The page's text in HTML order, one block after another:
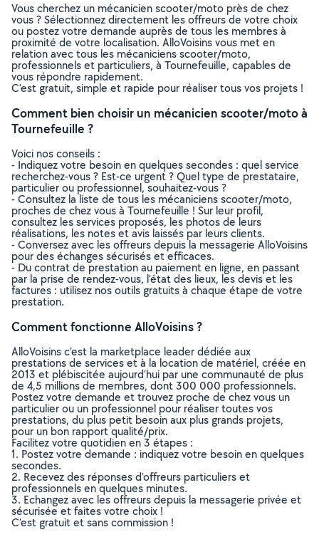
Vous cherchez un mécanicien scooter/moto près de chez
vous ? Sélectionnez directement les offreurs de votre choix
ou postez votre demande auprès de tous les membres à
proximité de votre localisation. AlloVoisins vous met en
relation avec tous les mécaniciens scooter/moto,
professionnels et particuliers, à Tournefeuille, capables de
vous répondre rapidement.
C’est gratuit, simple et rapide pour réaliser tous vos projets !
Comment bien choisir un mécanicien scooter/moto à
Tournefeuille ?
Voici nos conseils :
- Indiquez votre besoin en quelques secondes : quel service
recherchez-vous ? Est-ce urgent ? Quel type de prestataire,
particulier ou professionnel, souhaitez-vous ?
- Consultez la liste de tous les mécaniciens scooter/moto,
proches de chez vous à Tournefeuille ! Sur leur profil,
consultez les services proposés, les photos de leurs
réalisations, les notes et avis laissés par leurs clients.
- Conversez avec les offreurs depuis la messagerie AlloVoisins
pour des échanges sécurisés et efficaces.
- Du contrat de prestation au paiement en ligne, en passant
par la prise de rendez-vous, l’état des lieux, les devis et les
factures : utilisez nos outils gratuits à chaque étape de votre
prestation.
Comment fonctionne AlloVoisins ?
AlloVoisins c’est la marketplace leader dédiée aux
prestations de services et à la location de matériel, créée en
2013 et plébiscitée aujourd’hui par une communauté de plus
de 4,5 millions de membres, dont 300 000 professionnels.
Postez votre demande et trouvez proche de chez vous un
particulier ou un professionnel pour réaliser toutes vos
prestations, du plus petit besoin aux plus grands projets,
pour un bon rapport qualité/prix.
Facilitez votre quotidien en 3 étapes :
1. Postez votre demande : indiquez votre besoin en quelques
secondes.
2. Recevez des réponses d’offreurs particuliers et
professionnels en quelques minutes.
3. Echangez avec les offreurs depuis la messagerie privée et
sécurisée et faites votre choix !
C’est gratuit et sans commission !